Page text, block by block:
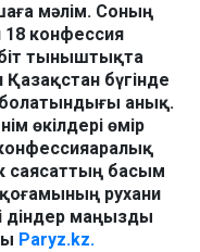
мәлім. Соның
18 конфессия
тыныштықта
бүгінде
болатындығы анық.
өкілдері өмір
саясаттың басым
рухани
діндер маңызды
Paryz.kz.